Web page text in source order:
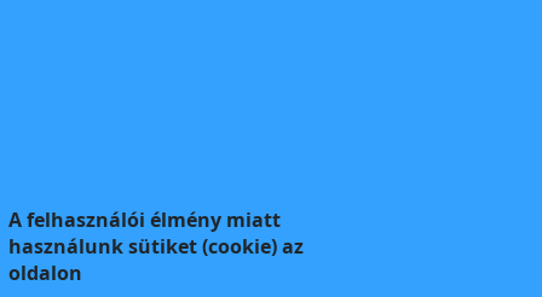
A felhasználói élmény miatt
használunk sütiket (cookie) az
oldalon